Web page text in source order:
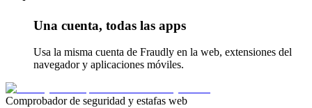
Una cuenta, todas las apps
Usa la misma cuenta de Fraudly en la web, extensiones del
navegador y aplicaciones móviles.
Comprobador de seguridad y estafas web